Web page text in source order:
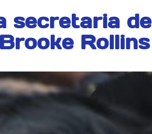
secretaria de
Rollins